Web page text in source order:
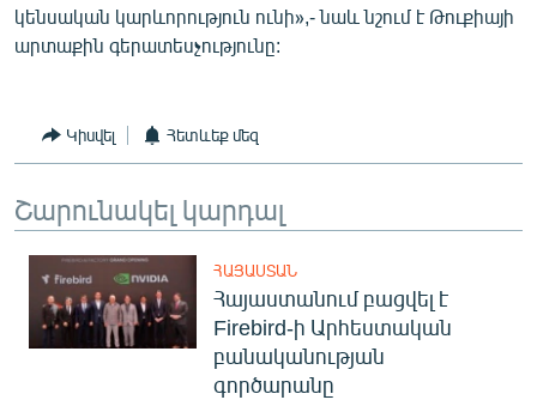
կենսական կարևորություն ունի»,- նաև նշում է Թուքիայի
արտաքին գերատեսչությունը:
Կիսվել Հետևեք մեզ
Շարունակել կարդալ
ՀԱՅԱՍՏԱՆ
Հայաստանում բացվել է
Firebird-ի Արհեստական
բանականության
գործարանը